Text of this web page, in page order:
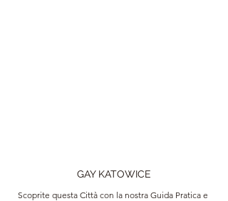
GAY KATOWICE
Scoprite questa Città con la nostra Guida Pratica e